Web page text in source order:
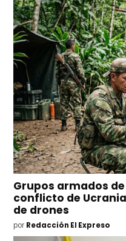
Grupos armados
conflicto de
de drones
por Redacción El Expreso